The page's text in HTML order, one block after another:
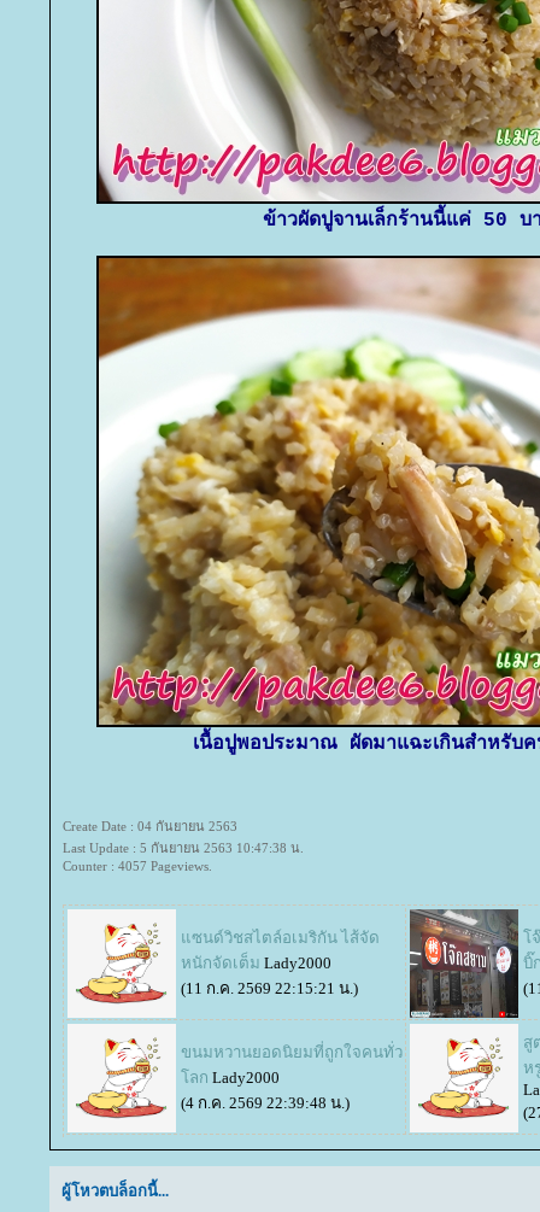
ข้าวผัดปูจานเล็กร้านนี้แค่ 50 บ
เนื้อปูพอประมาณ ผัดมาแฉะเกินสำหรับ
Create Date : 04 กันยายน 2563
Last Update : 5 กันยายน 2563 10:47:38 น.
Counter : 4057 Pageviews.
ซนด์วิชสไตล์อเมริกัน ไส้จัด
หนักจัดเต็ม Lady2000
(11 ก.ค. 2569 22:15:21 น.)
จ๊
บิ๊
ขนมหวานยอดนิยมที่ถูกใจคนทั่ว
ลก Lady2000
(4 ก.ค. 2569 22:39:48 น.)
สู
ห
ผู้โหวตบล็อกนี้...